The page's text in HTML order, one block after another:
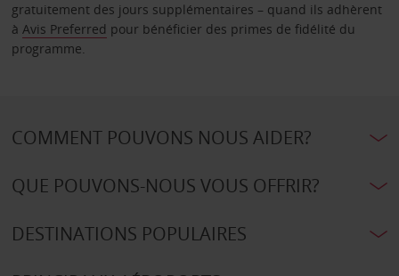
gratuitement des jours supplémentaires – quand ils adhèrent
à Avis Preferred pour bénéficier des primes de fidélité du
programme.
COMMENT POUVONS NOUS AIDER?
QUE POUVONS-NOUS VOUS OFFRIR?
DESTINATIONS POPULAIRES